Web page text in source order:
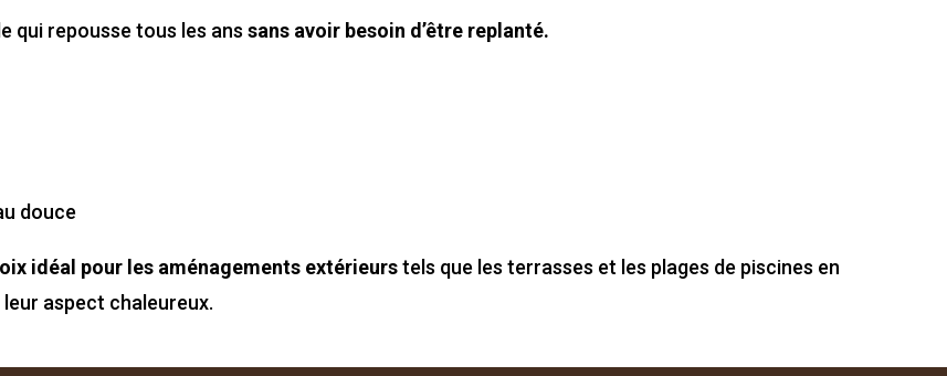
qui repousse tous les ans sans avoir besoin d’être replanté.
douce
idéal pour les aménagements extérieurstels que les terrasses et les plages de piscines en
aspect chaleureux.